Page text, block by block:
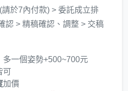
於7內付款) > 委託成立排
認 > 精稿確認、調整 > 交稿
多一個姿勢+500~700元
可
加價